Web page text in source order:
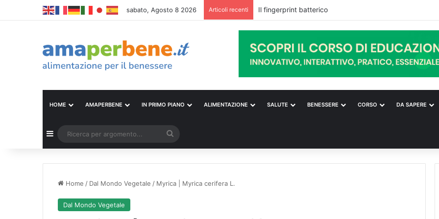
sabato, Agosto 8 2026 Articoli recenti
HOME AMAPERBENE IN PRIMO PIANO ALIMENTAZIONE SALUTE BENESSERE CORSO DA SAPERE
Barra laterale
per
Home / Dal Mondo Vegetale / Myrica | Myrica cerifera L.
Dal Mondo Vegetale